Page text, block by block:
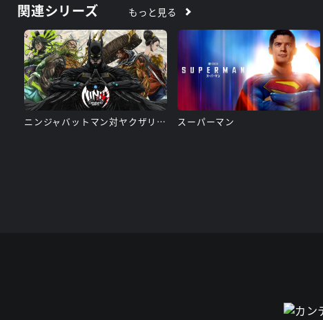
関連シリーズ もっと見る
ニンジャバットマン対ヤクザリーグ スーパーマン